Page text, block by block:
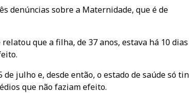
denúncias sobre a Maternidade, que é de
que a filha, de 37 anos, estava há 10 dias
julho e, desde então, o estado de saúde só
que não faziam efeito.